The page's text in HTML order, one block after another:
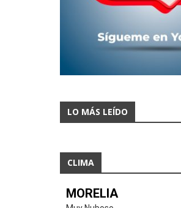
LO MÁS LEÍDO
CLIMA
MORELIA